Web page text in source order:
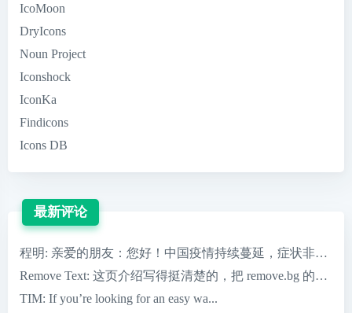
IcoMoon
DryIcons
Noun Project
Iconshock
IconKa
Findicons
Icons DB
最新评论
程明: 亲爱的朋友：您好！中国疫情持续蔓延，症状非常严
Remove Text: 这页介绍写得挺清楚的，把 remove.bg 的核心
TIM: If you’re looking for an easy wa...